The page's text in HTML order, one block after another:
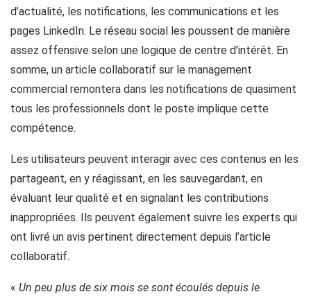
d’actualité, les notifications, les communications et les
pages LinkedIn. Le réseau social les poussent de manière
assez offensive selon une logique de centre d’intérêt. En
somme, un article collaboratif sur le management
commercial remontera dans les notifications de quasiment
tous les professionnels dont le poste implique cette
compétence.
Les utilisateurs peuvent interagir avec ces contenus en les
partageant, en y réagissant, en les sauvegardant, en
évaluant leur qualité et en signalant les contributions
inappropriées. Ils peuvent également suivre les experts qui
ont livré un avis pertinent directement depuis l’article
collaboratif.
« Un peu plus de six mois se sont écoulés depuis le